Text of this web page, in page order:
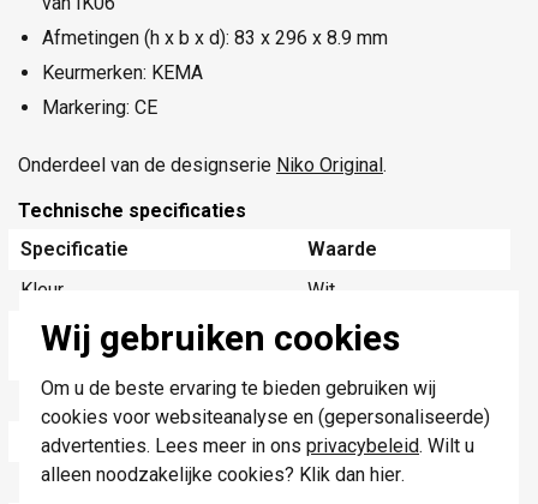
Wij gebruiken cookies
Om u de beste ervaring te bieden gebruiken wij
cookies voor websiteanalyse en (gepersonaliseerde)
advertenties. Lees meer in ons privacybeleid. Wilt u
alleen noodzakelijke cookies? Klik dan hier.
Afmetingen (h x b x d): 83 x 296 x 8.9 mm
Keurmerken: KEMA
Markering: CE
Onderdeel van de designserie Niko Original.
Technische specificaties
Specificatie
Waarde
Kleur
Wit
Breedte
298 Millimeter
Halogeenvrij
Ja
Hoogte
83 Millimeter (mm)
Diepte
8,9 Millimeter (mm)